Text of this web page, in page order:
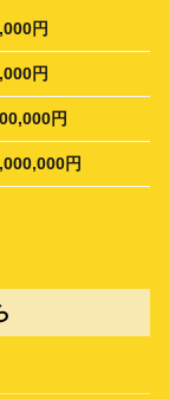
円
円
円
円